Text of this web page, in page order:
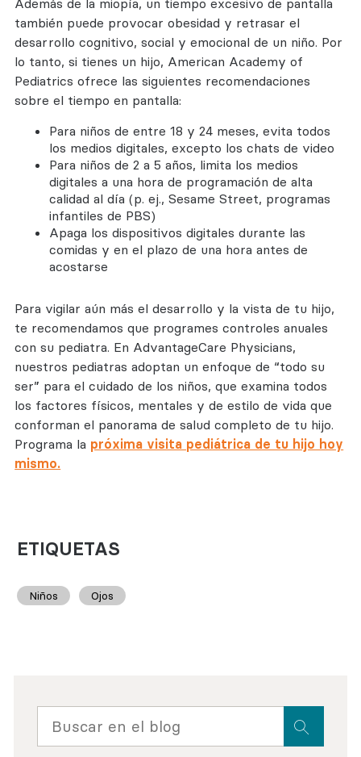
Además de la miopía, un tiempo excesivo de pantalla
también puede provocar obesidad y retrasar el
desarrollo cognitivo, social y emocional de un niño. Por
lo tanto, si tienes un hijo, American Academy of
Pediatrics ofrece las siguientes recomendaciones
sobre el tiempo en pantalla:
Para niños de entre 18 y 24 meses, evita todos
los medios digitales, excepto los chats de video
Para niños de 2 a 5 años, limita los medios
digitales a una hora de programación de alta
calidad al día (p. ej., Sesame Street, programas
infantiles de PBS)
Apaga los dispositivos digitales durante las
comidas y en el plazo de una hora antes de
acostarse
Para vigilar aún más el desarrollo y la vista de tu hijo,
te recomendamos que programes controles anuales
con su pediatra. En AdvantageCare Physicians,
nuestros pediatras adoptan un enfoque de “todo su
ser” para el cuidado de los niños, que examina todos
los factores físicos, mentales y de estilo de vida que
conforman el panorama de salud completo de tu hijo.
Programa la próxima visita pediátrica de tu hijo hoy
mismo.
ETIQUETAS
Niños Ojos